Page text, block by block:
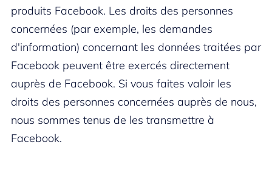
produits Facebook. Les droits des personnes
concernées (par exemple, les demandes
d'information) concernant les données traitées par
Facebook peuvent être exercés directement
auprès de Facebook. Si vous faites valoir les
droits des personnes concernées auprès de nous,
nous sommes tenus de les transmettre à
Facebook.